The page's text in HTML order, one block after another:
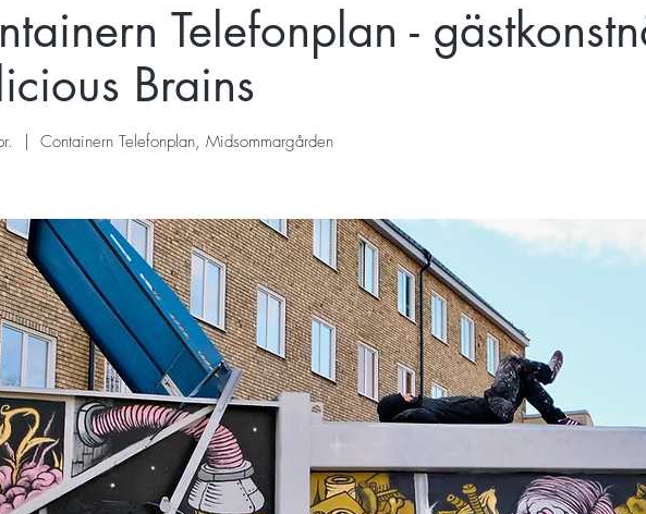
Telefonplan -
Brains
  |
Containern Telefonplan, Midsommargården